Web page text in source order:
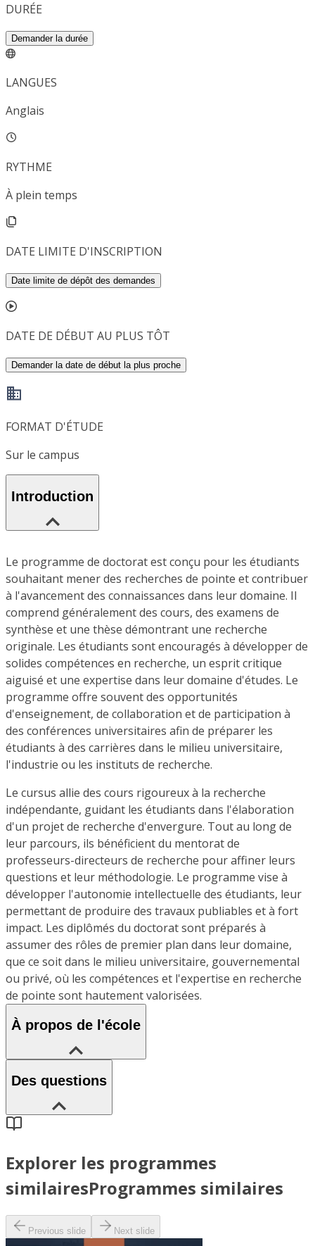
DURÉE
Demander la durée
LANGUES
Anglais
RYTHME
À plein temps
DATE LIMITE D'INSCRIPTION
Date limite de dépôt des demandes
DATE DE DÉBUT AU PLUS TÔT
Demander la date de début la plus proche
FORMAT D'ÉTUDE
Sur le campus
Introduction
Le programme de doctorat est conçu pour les étudiants
souhaitant mener des recherches de pointe et contribuer
à l'avancement des connaissances dans leur domaine. Il
comprend généralement des cours, des examens de
synthèse et une thèse démontrant une recherche
originale. Les étudiants sont encouragés à développer de
solides compétences en recherche, un esprit critique
aiguisé et une expertise dans leur domaine d'études. Le
programme offre souvent des opportunités
d'enseignement, de collaboration et de participation à
des conférences universitaires afin de préparer les
étudiants à des carrières dans le milieu universitaire,
l'industrie ou les instituts de recherche.
Le cursus allie des cours rigoureux à la recherche
indépendante, guidant les étudiants dans l'élaboration
d'un projet de recherche d'envergure. Tout au long de
leur parcours, ils bénéficient du mentorat de
professeurs-directeurs de recherche pour affiner leurs
questions et leur méthodologie. Le programme vise à
développer l'autonomie intellectuelle des étudiants, leur
permettant de produire des travaux publiables et à fort
impact. Les diplômés du doctorat sont préparés à
assumer des rôles de premier plan dans leur domaine,
que ce soit dans le milieu universitaire, gouvernemental
ou privé, où les compétences et l'expertise en recherche
de pointe sont hautement valorisées.
À propos de l'école
Des questions
Explorer les programmes
similairesProgrammes similaires
Previous slide Next slide